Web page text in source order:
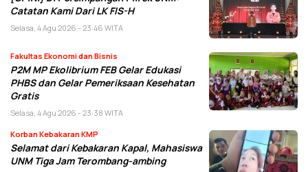
Catatan Kami Dari LK FIS-H
Selasa, 4 Agu 2026 - 23:46 WITA
Fakultas Ekonomi dan Bisnis
P2M MP Ekolibrium FEB Gelar Edukasi
PHBS dan Gelar Pemeriksaan Kesehatan
Gratis
Selasa, 4 Agu 2026 - 23:38 WITA
Korban Kebakaran KMP
Selamat dari Kebakaran Kapal, Mahasiswa
UNM Tiga Jam Terombang-ambing